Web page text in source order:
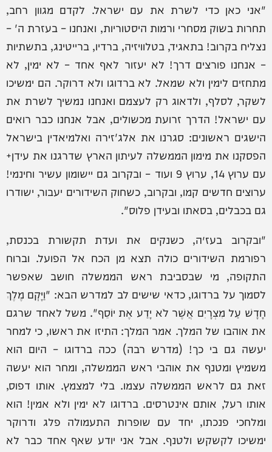
"אני כאן כדי לשרת את עם ישראל. לקדם מגוון רחב,
תחרות בשוק מסחרי ורמות היסטוריות, ואנחנו – בעזרת ה' –
נצליח בקרוב! בתאגיד, בטלוויזיה, ברדיו, ברייטינג, בתשתיות
– אנחנו פורצים דרך! לא יעזור לאף אחד – לא ימין, לא
מתחזים לימין ולא שמאל. לא ברדוגו ולא דרוקר. הם ימשיכו
לשקר, לסלף, ולדאוג רק לעצמם ואנחנו נמשיך לשרת את
עם ישראל! הדרך זרועת מכשולים, אבל אנחנו כבר רואים
הישגים ראשונים: סגרנו את אלג'זירה ואלמיאדין בישראל
הפסקנו את מימון הממשלה לעיתון הארץ שדרגנו את עידן+
עם ערוץ 14, ערוץ 9 ועוד – ובקרוב גם יישומון עשיר וחינמי!
ערוצים חדשים קמו, ובקרוב, כשחוק השידורים יעבור, ישודרו
גם בכבלים, בסאתו ובעידן פלוס".
"ובקרוב בעז״ה, כשנקים את ועדת תקשורת בכנסת,
רפורמת השידורים כולה תצא מן הכח אל הפועל. וברוח
התקופה, מי שבסביבת ראש הממשלה חושב שאפשר
לסמוך על ברדוגו, כדאי שישים לב למדרש הבא: "וַיָּקׇם מֶלֶךְ
חָדָשׁ עַל מִצְרָיִם אֲשֶׁר לֹא יָדַע אֶת יוֹסֵף". משל לאחד שרגם
את אוהבו של המלך. אמר המלך: התיזו את ראשו, כי למחר
יעשה גם בי כך! (מדרש רבה) ככה ברדוגו – היום הוא
משמיץ ומטנף את אוהבי ראש הממשלה, ומחר הוא יעשה
זאת גם לראש הממשלה עצמו. בלי למצמץ. אותו דפוס,
אותו רעל, אותם אינטרסים. ברדוגו לא ימין ולא אמין! הוא
ומלחכי פנכתו, יחד עם שופרות התעמולה פלג ודרוקר
ימשיכו לקשקש ולטנף. אבל אני יודע שאף אחד כבר לא